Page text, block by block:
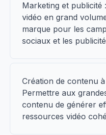
Marketing et
vidéo en grand
marque pour les
sociaux et les
Création de contenu
Permettre aux
contenu de générer
ressources vidéo